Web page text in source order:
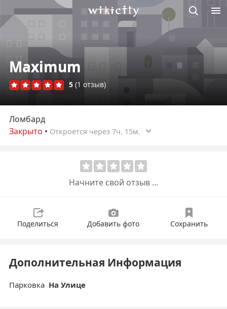
Викисити
Maximum
5 (1 отзыв)
Ломбард
Закрыто • Откроется через 7ч. 15м.
Начните свой отзыв ...
Поделиться Добавить фото Сохранить
Дополнительная Информация
Парковка На Улице